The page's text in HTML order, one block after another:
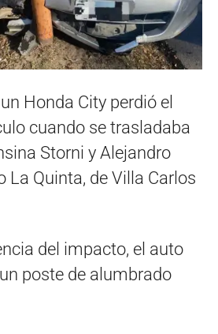
Honda City perdió el
cuando se trasladaba
Storni y Alejandro
La Quinta, de Villa Carlos
del impacto, el auto
poste de alumbrado